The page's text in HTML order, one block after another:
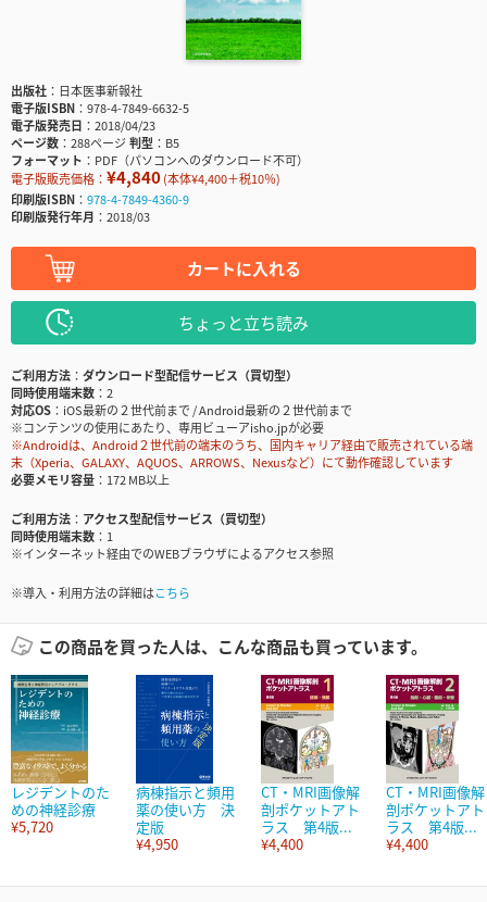
出版社
日本医事新報社
電子版ISBN
978-4-7849-6632-5
電子版発売日
2018/04/23
ページ数
288ページ判型
B5
フォーマット
PDF（パソコンへのダウンロード不可）
電子版販売価格： ¥4,840(本体¥4,400＋税10％)
印刷版ISBN
978-4-7849-4360-9
印刷版発行年月
2018/03
カートに入れる
ちょっと立ち読み
ご利用方法
ダウンロード型配信サービス（買切型）
同時使用端末数
2
対応OS
iOS最新の２世代前まで / Android最新の２世代前まで
※コンテンツの使用にあたり、専用ビューアisho.jpが必要
※Androidは、Android２世代前の端末のうち、国内キャリア経由で販売されている端
末（Xperia、GALAXY、AQUOS、ARROWS、Nexusなど）にて動作確認しています
必要メモリ容量
172 MB以上
ご利用方法
アクセス型配信サービス（買切型）
同時使用端末数
1
※インターネット経由でのWEBブラウザによるアクセス参照
※導入・利用方法の詳細はこちら
この商品を買った人は、こんな商品も買っています。
レジデントのた
めの神経診療
¥5,720
病棟指示と頻用
薬の使い方 決
定版
¥4,950
CT・MRI画像解
剖ポケットアト
ラス 第4版...
¥4,400
CT・MRI画像解
剖ポケットアト
ラス 第4版...
¥4,400